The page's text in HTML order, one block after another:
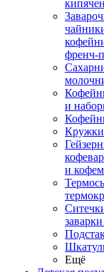
френч-
и
Кружки
и
Ещё